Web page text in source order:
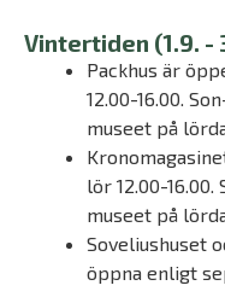
Vintertiden (1.9. -
Packhus är
12.00-16.00.
museet på
lör 12.00-
museet på
Soveliushuset
öppna enligt